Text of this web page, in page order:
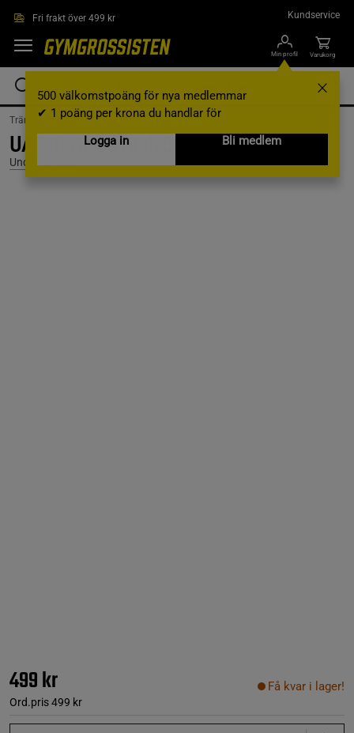
Fri frakt över 499 kr Kundservice
Min profil
500 välkomstpoäng för nya medlemmar
✔ 1 poäng per krona du handlar för
Logga in
Bli medlem
Varukorg
Träningskläder / Träningskläder Dam /Sport-BH
UA Effortless High Bra, Black, M A-C
Under Armour
499 kr
Ord.pris499 kr
Få kvar i lager!